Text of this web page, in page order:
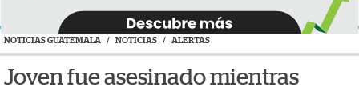
NOTICIAS GUATEMALA / NOTICIAS / ALERTAS
Joven fue asesinado mientras